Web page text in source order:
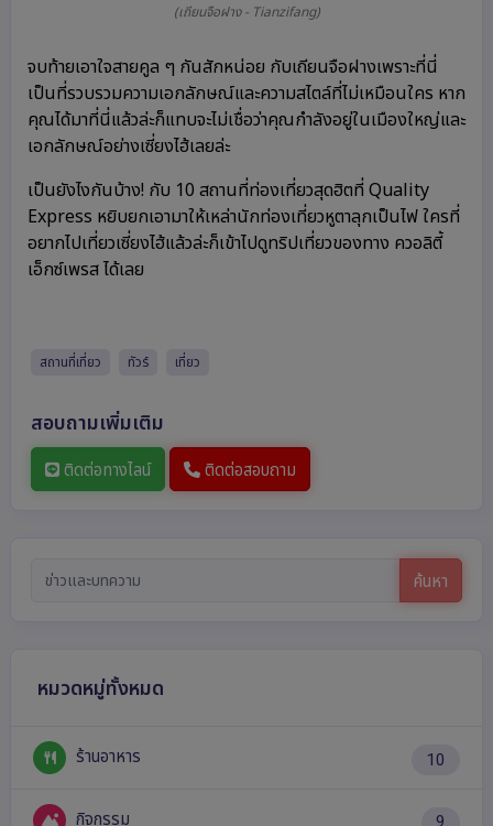
(เถียนจือฝาง - Tianzifang)
จบท้ายเอาใจสายคูล ๆ กันสักหน่อย กับเถียนจือฝางเพราะที่นี่
เป็นที่รวบรวมความเอกลักษณ์และความสไตล์ที่ไม่เหมือนใคร หาก
คุณได้มาที่นี่แล้วล่ะก็แทบจะไม่เชื่อว่าคุณกำลังอยู่ในเมืองใหญ่และ
เอกลักษณ์อย่างเซี่ยงไฮ้เลยล่ะ
เป็นยังไงกันบ้าง! กับ 10 สถานที่ท่องเที่ยวสุดฮิตที่ Quality
Express หยิบยกเอามาให้เหล่านักท่องเที่ยวหูตาลุกเป็นไฟ ใครที่
อยากไปเที่ยวเซี่ยงไฮ้แล้วล่ะก็เข้าไปดูทริปเที่ยวของทาง ควอลิตี้
เอ็กซ์เพรส ได้เลย
สถานที่เที่ยว ทัวร์ เที่ยว
สอบถามเพิ่มเติม
ติดต่อทางไลน์ ติดต่อสอบถาม
ค้นหา
หมวดหมู่ทั้งหมด
ร้านอาหาร 10
กิจกรรม